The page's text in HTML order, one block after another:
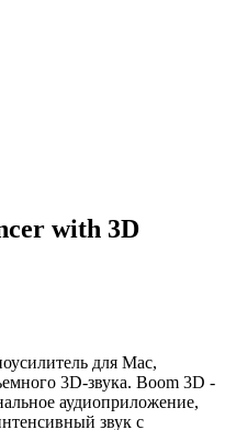
with 3D
для Mac,
3D-звука. Boom 3D -
аудиоприложение,
звук с